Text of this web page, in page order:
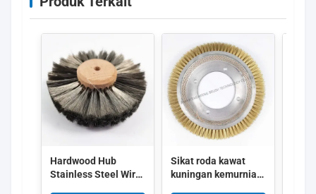
Hardwood Hub
Stainless Steel Wire
Sikat roda kawat
kuningan kemurnian